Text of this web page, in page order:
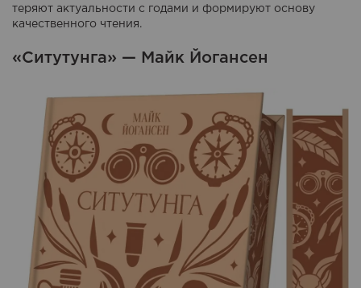
теряют актуальности с годами и формируют основу
качественного чтения.
«Ситутунга» — Майк Йогансен